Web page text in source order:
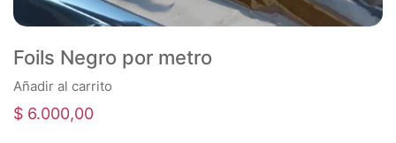
Foils Negro por metro
Añadir al carrito
$ 6.000,00